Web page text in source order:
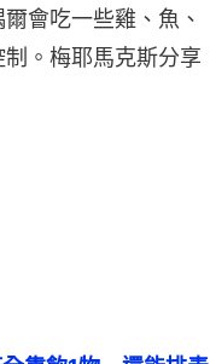
會吃一些雞、魚、
。梅耶馬克斯分享